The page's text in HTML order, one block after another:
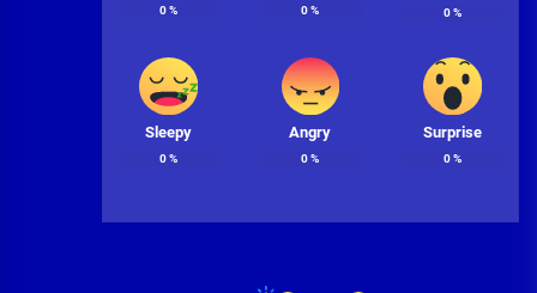
0% 0% 0%
Sleepy
0%
Angry
0%
Surprise
0%